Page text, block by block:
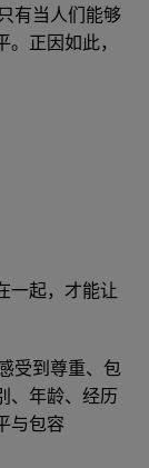
有当人们能够
正因如此，
一起，才能让
受到尊重、包
、年龄、经历
与包容